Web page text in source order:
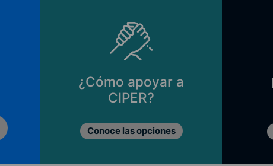
¿Cómo apoyar a
CIPER?
Conoce las opciones